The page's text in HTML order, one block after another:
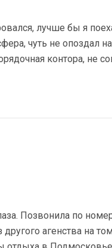
лучше бы я
чуть не опоздал
контора, не
Позвонила по
агенства на